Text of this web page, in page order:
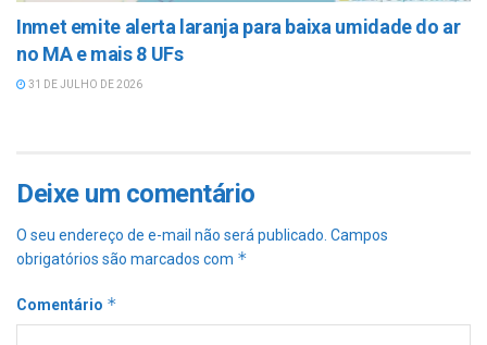
Inmet emite alerta laranja para baixa umidade do ar
no MA e mais 8 UFs
31 DE JULHO DE 2026
Deixe um comentário
O seu endereço de e-mail não será publicado. Campos
obrigatórios são marcados com *
Comentário *